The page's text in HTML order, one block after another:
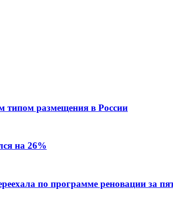
типом размещения в России
на 26%
по программе реновации за